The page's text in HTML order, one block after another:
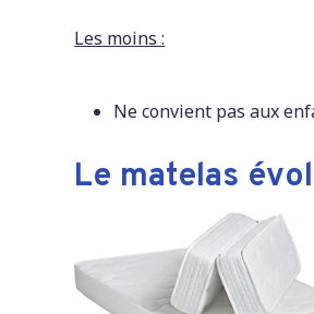
Les moins :
Ne convient pas aux
Le matelas